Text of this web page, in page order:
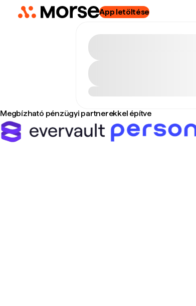
App letöltése
Megbízható pénzügyi partnerekkel építve